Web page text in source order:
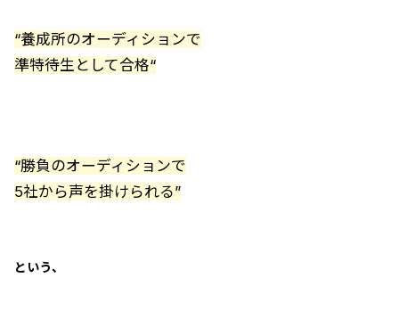
“養成所のオーディションで
準特待生として合格“
“勝負のオーディションで
5社から声を掛けられる”
という、